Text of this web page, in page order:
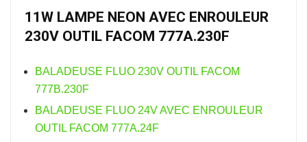
11W LAMPE NEON AVEC ENROULEUR
230V OUTIL FACOM 777A.230F
BALADEUSE FLUO 230V OUTIL FACOM
777B.230F
BALADEUSE FLUO 24V AVEC ENROULEUR
OUTIL FACOM 777A.24F